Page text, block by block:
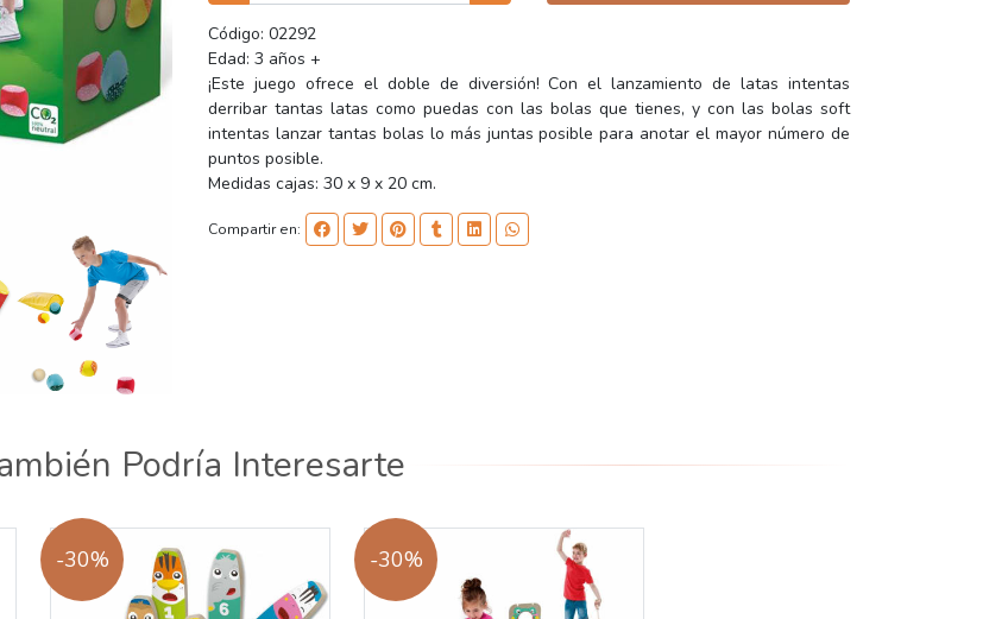
Código: 02292
Edad: 3 años +
¡Este juego ofrece el doble de diversión! Con el lanzamiento de latas intentas
derribar tantas latas como puedas con las bolas que tienes, y con las bolas soft
intentas lanzar tantas bolas lo más juntas posible para anotar el mayor número de
puntos posible.
Medidas cajas: 30 x 9 x 20 cm.
Compartir en:
Podría Interesarte
-30% -30%